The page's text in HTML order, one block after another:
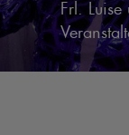
Frl. Luise